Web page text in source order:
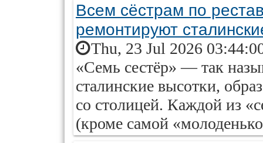
Всем сёстрам по
ремонтируют
Thu, 23 Jul 2026
«Семь сестёр» — так
сталинские высотки,
со столицей. Каждой из
(кроме самой